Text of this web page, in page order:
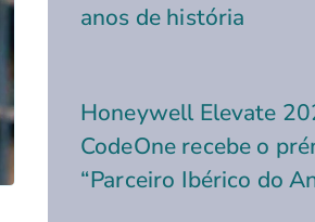
anos de história
Honeywell Elevate
CodeOne recebe o
“Parceiro Ibérico do